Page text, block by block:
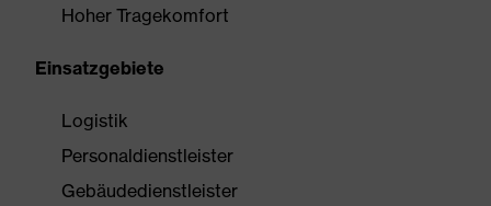
Hoher Tragekomfort
Einsatzgebiete
Logistik
Personaldienstleister
Gebäudedienstleister